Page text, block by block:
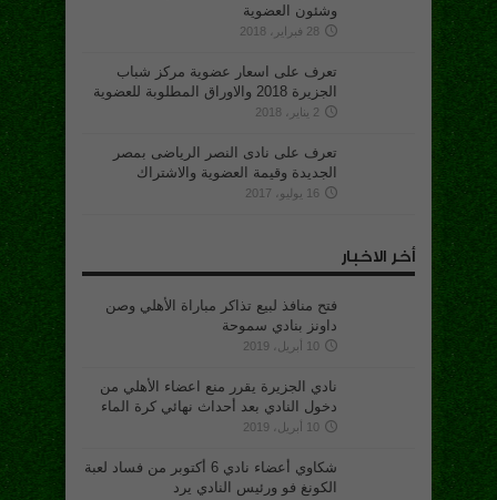
وشئون العضوية
28 فبراير، 2018
تعرف على اسعار عضوية مركز شباب
الجزيرة 2018 والاوراق المطلوبة للعضوية
2 يناير، 2018
تعرف على نادى النصر الرياضى بمصر
الجديدة وقيمة العضوية والاشتراك
16 يوليو، 2017
أخر الاخبار
فتح منافذ لبيع تذاكر مباراة الأهلي وصن
داونز بنادي سموحة
10 أبريل، 2019
نادي الجزيرة يقرر منع اعضاء الأهلي من
دخول النادي بعد أحداث نهائي كرة الماء
10 أبريل، 2019
شكاوي أعضاء نادي 6 أكتوبر من فساد لعبة
الكونغ فو ورئيس النادي يرد